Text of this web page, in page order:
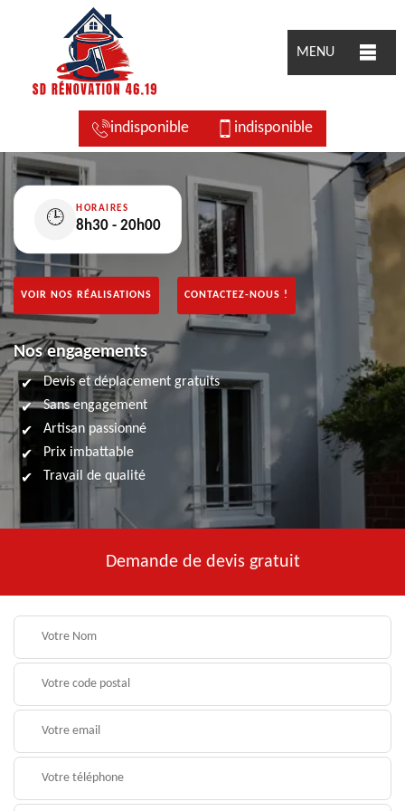
MENU
indisponible indisponible
🕒
HORAIRES
8h30 - 20h00
VOIR NOS RÉALISATIONS CONTACTEZ-NOUS !
Nos engagements
Devis et déplacement gratuits
Sans engagement
Artisan passionné
Prix imbattable
Travail de qualité
Demande de devis gratuit